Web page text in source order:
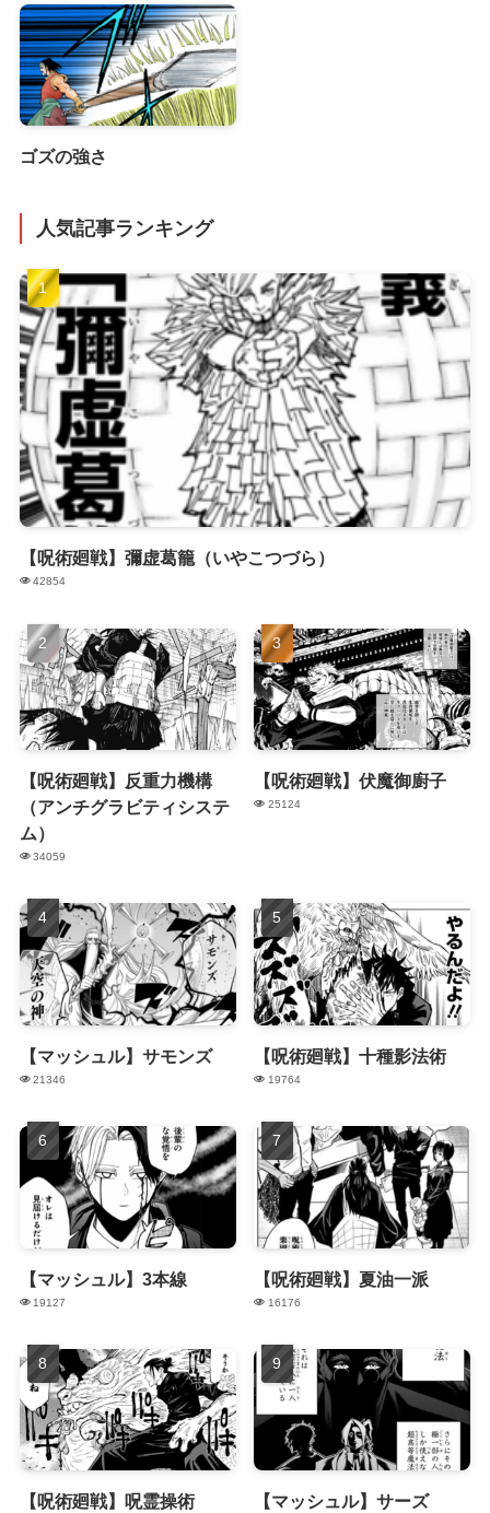
ゴズの強さ
人気記事ランキング
【呪術廻戦】彌虚葛籠（いやこつづら）
42854
【呪術廻戦】反重力機構
（アンチグラビティシステ
ム）
34059
【呪術廻戦】伏魔御廚子
25124
【マッシュル】サモンズ
21346
【呪術廻戦】十種影法術
19764
【マッシュル】3本線
19127
【呪術廻戦】夏油一派
16176
【呪術廻戦】呪霊操術 【マッシュル】サーズ